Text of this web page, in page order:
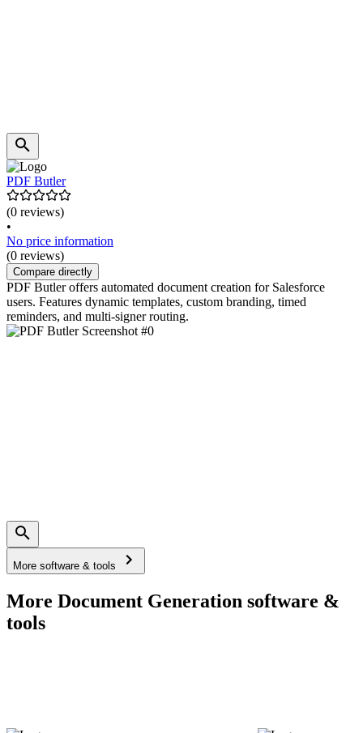
PDF Butler
(0 reviews)
•
No price information
(0 reviews)
Compare directly
PDF Butler offers automated document creation for Salesforce
users. Features dynamic templates, custom branding, timed
reminders, and multi-signer routing.
More software & tools
More Document Generation software &
tools